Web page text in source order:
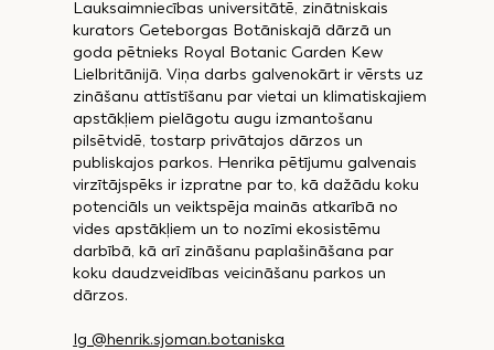
Lauksaimniecības universitātē, zinātniskais
kurators Geteborgas Botāniskajā dārzā un
goda pētnieks Royal Botanic Garden Kew
Lielbritānijā. Viņa darbs galvenokārt ir vērsts uz
zināšanu attīstīšanu par vietai un klimatiskajiem
apstākļiem pielāgotu augu izmantošanu
pilsētvidē, tostarp privātajos dārzos un
publiskajos parkos. Henrika pētījumu galvenais
virzītājspēks ir izpratne par to, kā dažādu koku
potenciāls un veiktspēja mainās atkarībā no
vides apstākļiem un to nozīmi ekosistēmu
darbībā, kā arī zināšanu paplašināšana par
koku daudzveidības veicināšanu parkos un
dārzos.
Ig @henrik.sjoman.botaniska